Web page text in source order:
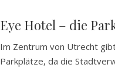
Eye Hotel – die
Im Zentrum von Utrecht
Parkplätze, da die